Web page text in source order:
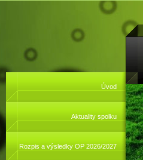
Úvod
Aktuality spolku
Rozpis a výsledky OP 2026/2027